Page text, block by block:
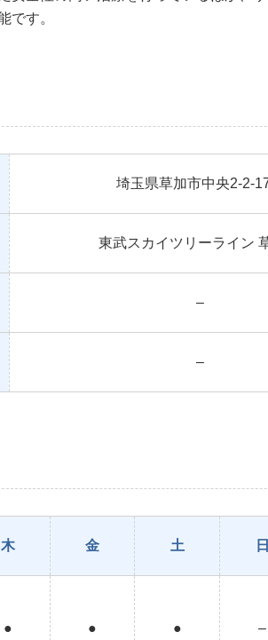
です。
埼玉県草加市中央2-2-
東武スカイツリーライン
–
–
木 金 土 日
● ● ● –